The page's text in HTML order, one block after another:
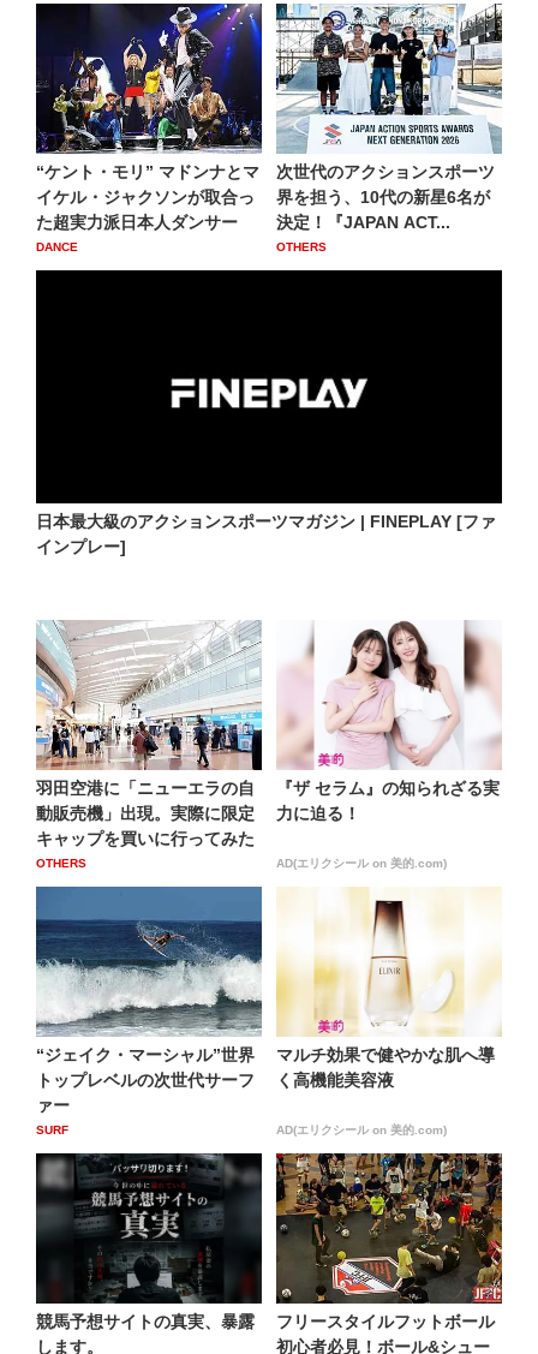
“ケント・モリ” マドンナとマ
イケル・ジャクソンが取合っ
た超実力派日本人ダンサー
DANCE
次世代のアクションスポーツ
界を担う、10代の新星6名が
決定！『JAPAN ACT...
OTHERS
日本最大級のアクションスポーツマガジン | FINEPLAY [ファ
インプレー]
羽田空港に「ニューエラの自
動販売機」出現。実際に限定
キャップを買いに行ってみた
OTHERS
『ザ セラム』の知られざる実
力に迫る！
AD(エリクシール on 美的.com)
“ジェイク・マーシャル”世界
トップレベルの次世代サーフ
ァー
SURF
マルチ効果で健やかな肌へ導
く高機能美容液
AD(エリクシール on 美的.com)
競馬予想サイトの真実、暴露
します。
フリースタイルフットボール
初心者必見！ボール&シュー